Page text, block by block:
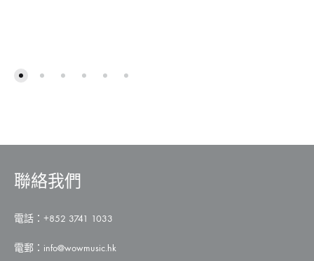
聯絡我們
電話：+852 3741 1033
電郵： info@wowmusic.hk